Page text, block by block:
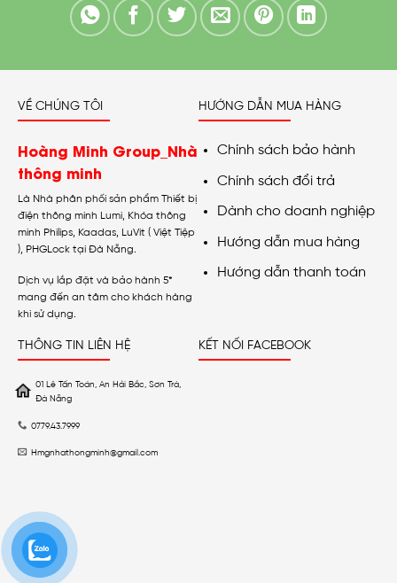
VỀ CHÚNG TÔI
Hoàng Minh Group_Nhà
thông minh
Là Nhà phân phối sản phẩm Thiết bị
điện thông minh Lumi, Khóa thông
minh Philips, Kaadas, LuVit ( Việt Tiệp
), PHGLock tại Đà Nẵng.
Dịch vụ lắp đặt và bảo hành 5*
mang đến an tâm cho khách hàng
khi sử dụng.
HƯỚNG DẪN MUA HÀNG
Chính sách bảo hành
Chính sách đổi trả
Dành cho doanh nghiệp
Hướng dẫn mua hàng
Hướng dẫn thanh toán
THÔNG TIN LIÊN HỆ
01 Lê Tấn Toán, An Hải Bắc, Sơn Trà,
Đà Nẵng
0779.43.7999
Hmgnhathongminh@gmail.com
KẾT NỐI FACEBOOK